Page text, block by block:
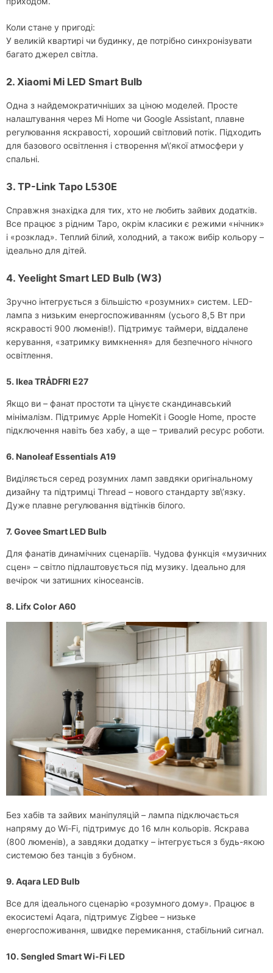
Коли стане у пригоді:
У великій квартирі чи будинку, де потрібно синхронізувати
багато джерел світла.
2. Xiaomi Mi LED Smart Bulb
Одна з найдемократичніших за ціною моделей. Просте
налаштування через Mi Home чи Google Assistant, плавне
регулювання яскравості, хороший світловий потік. Підходить
для базового освітлення і створення м\’якої атмосфери у
спальні.
3. TP-Link Tapo L530E
Справжня знахідка для тих, хто не любить зайвих додатків.
Все працює з рідним Tapo, окрім класики є режими «нічник»
і «розклад». Теплий білий, холодний, а також вибір кольору –
ідеально для дітей.
4. Yeelight Smart LED Bulb (W3)
Зручно інтегрується з більшістю «розумних» систем. LED-
лампа з низьким енергоспоживанням (усього 8,5 Вт при
яскравості 900 люменів!). Підтримує таймери, віддалене
керування, «затримку вимкнення» для безпечного нічного
освітлення.
5. Ikea TRÅDFRI E27
Якщо ви – фанат простоти та цінуєте скандинавський
мінімалізм. Підтримує Apple HomeKit і Google Home, просте
підключення навіть без хабу, а ще – тривалий ресурс роботи.
6. Nanoleaf Essentials A19
Виділяється серед розумних ламп завдяки оригінальному
дизайну та підтримці Thread – нового стандарту зв\’язку.
Дуже плавне регулювання відтінків білого.
7. Govee Smart LED Bulb
Для фанатів динамічних сценаріїв. Чудова функція «музичних
сцен» – світло підлаштовується під музику. Ідеально для
вечірок чи затишних кіносеансів.
8. Lifx Color A60
Без хабів та зайвих маніпуляцій – лампа підключається
напряму до Wi-Fi, підтримує до 16 млн кольорів. Яскрава
(800 люменів), а завдяки додатку – інтегрується з будь-якою
системою без танців з бубном.
9. Aqara LED Bulb
Все для ідеального сценарію «розумного дому». Працює в
екосистемі Aqara, підтримує Zigbee – низьке
енергоспоживання, швидке перемикання, стабільний сигнал.
10. Sengled Smart Wi-Fi LED